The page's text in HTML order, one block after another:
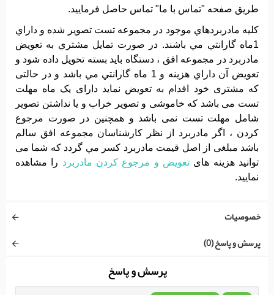
طريق صفحه "تماس با ما" تماس حاصل فرماييد.
کليه مادربردهاي موجود در مجموعه تست تصوير شده و داراي
1ماه گارانتي مي باشند. در صورت تمايل مشتري به تعويض
مادربرد در مجموعه افق ، دستگاه بايد بسته تحويل داده شود و
تعويض آن داراي هزينه و 1 ماه گارانتي مي باشد و در حالتی
که مشتری خود اقدام به تعویض نماید دارای یک ماه مهلت
تست می باشد که خاموشی و تصویر خراب و یا نداشتن تصویر
شامل مهلت تست نمی باشد و همچنین در صورت مرجوع
کردن ، اگر مادربرد از نظر کارشناسان مجموعه افق سالم
باشد مبلغی از اصل قیمت مادربرد کسر مي گردد که شما می
توانید هزینه های تعویض و مرجوع کردن مادربرد را مشاهده
نمایید.
خصوصیات
پرسش و پاسخ (0)
پرسش و پاسخ